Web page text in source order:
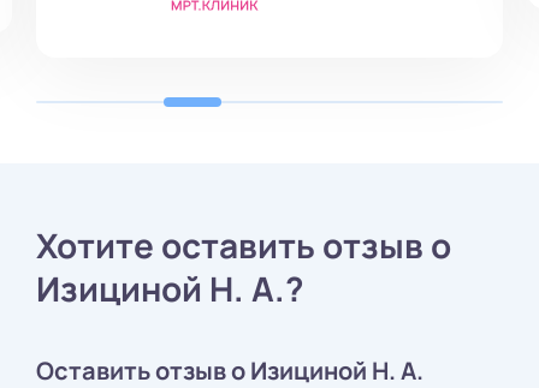
Хотите оставить отзыв о
Изициной Н. А.?
Оставить отзыв о Изициной Н. А.